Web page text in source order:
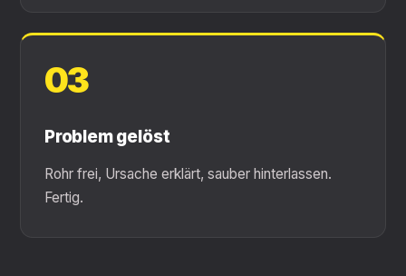
03
Problem gelöst
Rohr frei, Ursache erklärt, sauber hinterlassen.
Fertig.